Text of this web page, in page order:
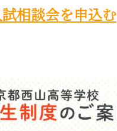
相談会を申込む